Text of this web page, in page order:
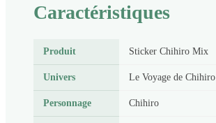
Caractéristiques
Produit Sticker Chihiro Mix
Univers Le Voyage de Chihiro
Personnage Chihiro